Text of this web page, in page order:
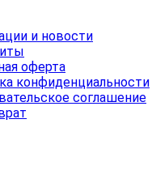
и новости
оферта
конфиденциальности
соглашение